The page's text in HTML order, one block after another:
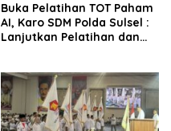
Buka Pelatihan TOT Paham
AI, Karo SDM Polda Sulsel :
Lanjutkan Pelatihan dan